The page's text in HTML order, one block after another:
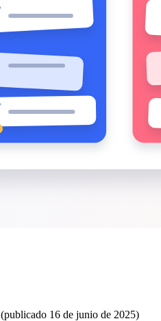
(publicado 16 de junio de 2025)